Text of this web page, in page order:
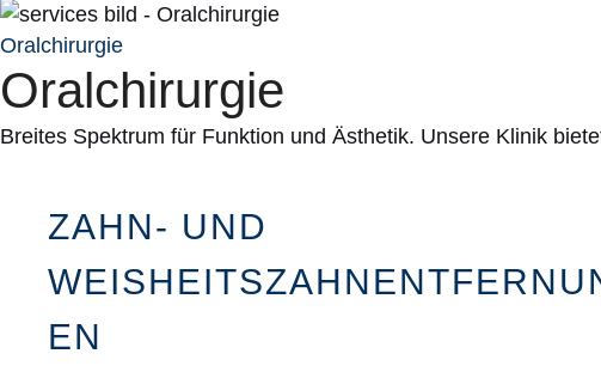
Oralchirurgie
Oralchirurgie
Breites Spektrum für Funktion und Ästhetik. Unsere Klinik
ZAHN- UND
EN